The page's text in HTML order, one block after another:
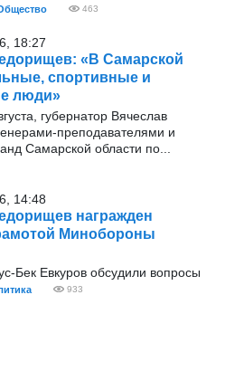
463
18:27
«В Самарской
спортивные и
люди»
губернатор Вячеслав
преподавателями и
Самарской области по...
14:48
награжден
Минобороны
Бек Евкуров обсудили вопросы
933